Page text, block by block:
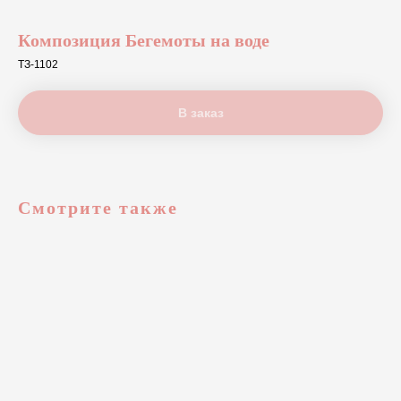
Композиция Бегемоты на воде
ТЗ-1102
В заказ
Смотрите также